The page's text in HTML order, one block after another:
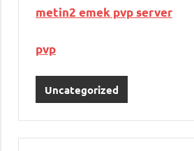
metin2 emek pvp server
pvp
Uncategorized